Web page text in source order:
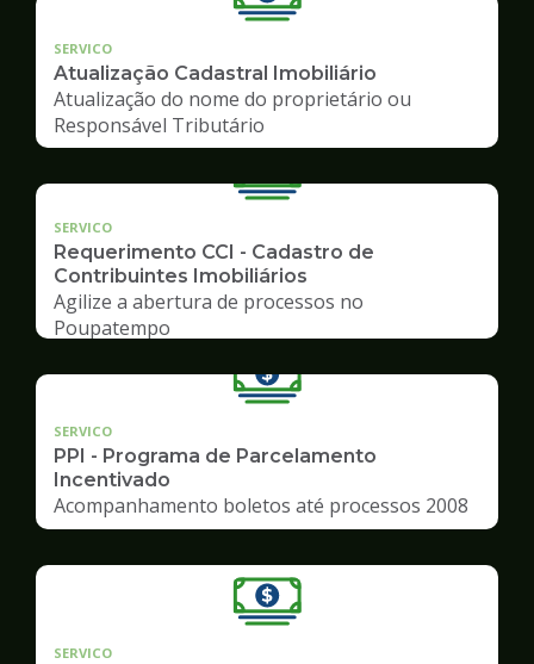
SERVICO
Atualização Cadastral Imobiliário
Atualização do nome do proprietário ou
Responsável Tributário
SERVICO
Requerimento CCI - Cadastro de
Contribuintes Imobiliários
Agilize a abertura de processos no
Poupatempo
SERVICO
PPI - Programa de Parcelamento
Incentivado
Acompanhamento boletos até processos 2008
SERVICO